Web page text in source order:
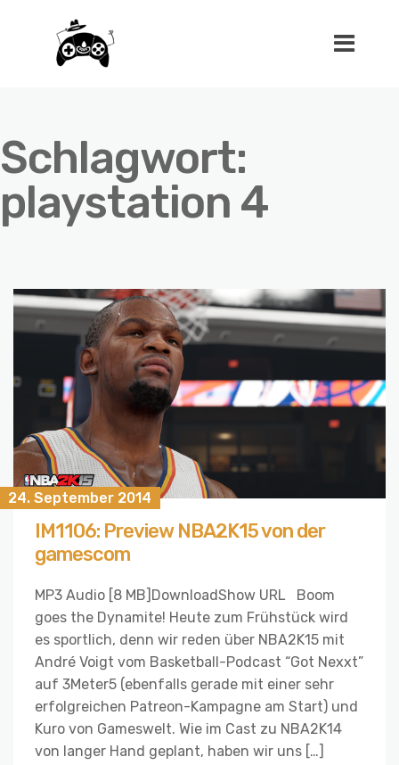
Schlagwort:
playstation 4
24. September 2014
IM1106: Preview NBA2K15 von der
gamescom
MP3 Audio [8 MB]DownloadShow URL Boom
goes the Dynamite! Heute zum Frühstück wird
es sportlich, denn wir reden über NBA2K15 mit
André Voigt vom Basketball-Podcast “Got Nexxt”
auf 3Meter5 (ebenfalls gerade mit einer sehr
erfolgreichen Patreon-Kampagne am Start) und
Kuro von Gameswelt. Wie im Cast zu NBA2K14
von langer Hand geplant, haben wir uns […]